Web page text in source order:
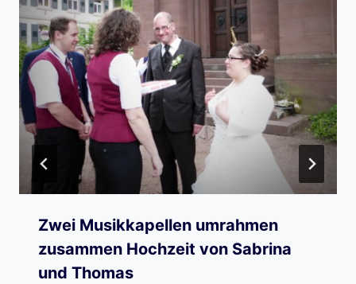
Zwei Musikkapellen umrahmen
zusammen Hochzeit von Sabrina
und Thomas